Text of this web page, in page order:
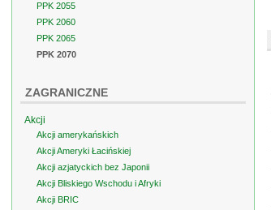
PPK 2055
PPK 2060
PPK 2065
PPK 2070
ZAGRANICZNE
Akcji
Akcji amerykańskich
Akcji Ameryki Łacińskiej
Akcji azjatyckich bez Japonii
Akcji Bliskiego Wschodu i Afryki
Akcji BRIC